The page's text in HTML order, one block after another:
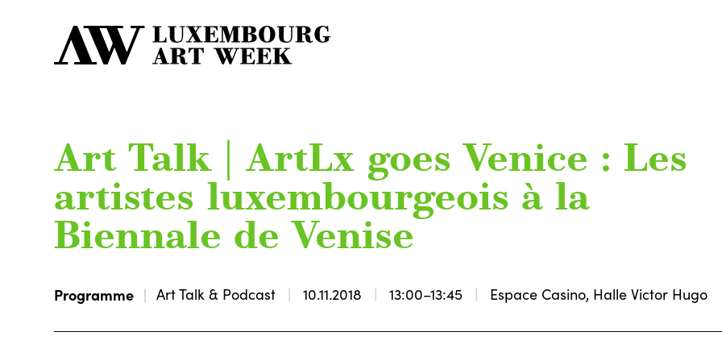
Art Talk | ArtLx goes Venice : Les
artistes luxembourgeois à la
Biennale de Venise
Programme Art Talk & Podcast 10.11.2018 13:00–13:45 Espace Casino, Halle Victor Hugo